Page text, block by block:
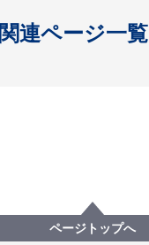
関連ページ一覧
開く
ページトップへ